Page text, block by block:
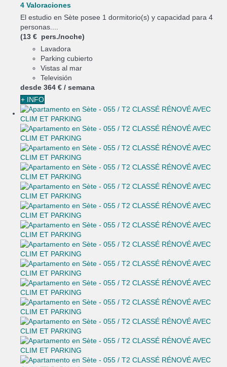
4 Valoraciones
El estudio en Sète posee 1 dormitorio(s) y capacidad para 4
personas....
(13 € pers./noche)
Lavadora
Parking cubierto
Vistas al mar
Televisión
desde 364 € / semana
+ INFO